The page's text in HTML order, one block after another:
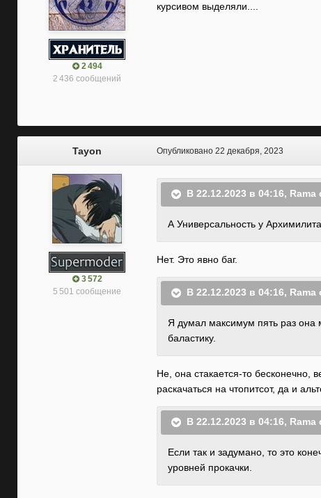
2 494
2 436 сообщений
курсивом выделяли....
Tayon
3 572
5 501 сообщение
Опубликовано 22 декабря, 2023
В 22.12.2023 в 04:16, Rama
А Универсальность у
Нет. Это явно баг.
В 22.12.2023 в 04:16, Rama
Я думал максимум пять раз она
баластику.
Не, она стакается-то бесконечно,
раскачаться на чтопитсот, да и
В 22.12.2023 в 04:16, Rama
Если так и задумано, то это
уровней прокачки.